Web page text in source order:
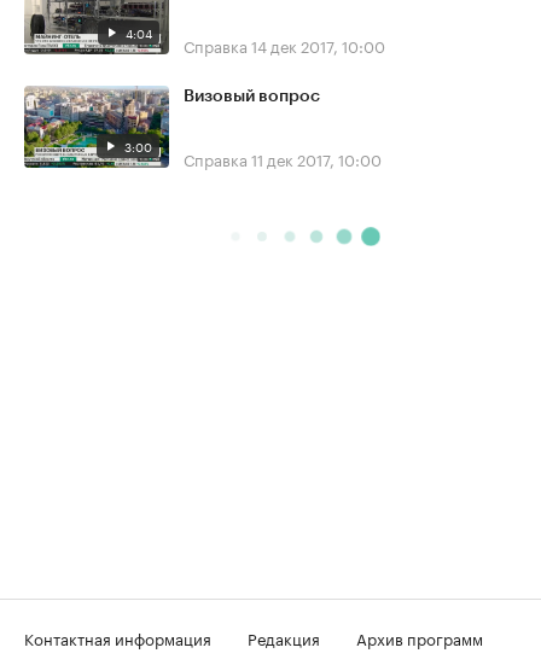
4:04 Справка 14 дек 2017, 10:00
3:00
Визовый вопрос
Справка 11 дек 2017, 10:00
Контактная информация Редакция
Архив программ